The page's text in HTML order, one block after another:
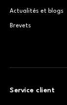
Actualités et blogs
Brevets
Service client